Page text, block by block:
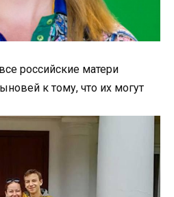
российские матери
к тому, что их могут